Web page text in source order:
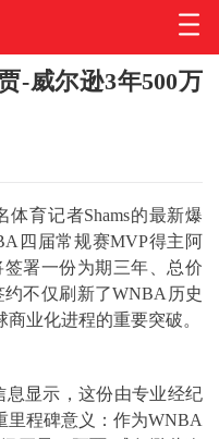
-威尔逊3年500万
育记者Shams的最新爆
四届常规赛MVP得主阿
署一份为期三年、总价
不仅刷新了WNBA历史
业化进程的重要突破。
息显示，这份由专业经纪
里程碑意义：作为WNBA